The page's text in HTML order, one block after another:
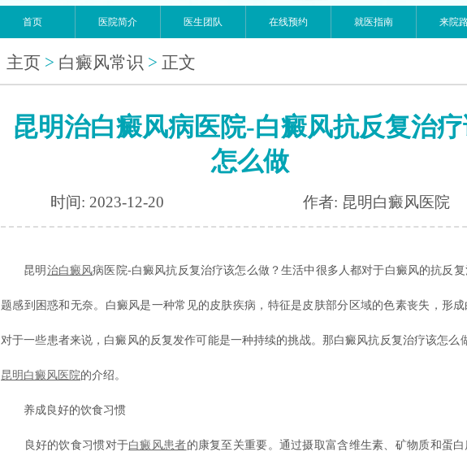
首页 医院简介 医生团队 在线预约 就医指南 来院
主页 > 白癜风常识 > 正文
昆明治白癜风病医院-白癜风抗反复治
怎么做
时间: 2023-12-20 作者: 昆明白癜风医院
昆明 治白癜风病医院-白癜风抗反复治疗该怎么做？生活中很多人都对于白癜风的抗反复
题感到困惑和无奈。白癜风是一种常见的皮肤疾病，特征是皮肤部分区域的色素丧失，形成
对于一些患者来说，白癜风的反复发作可能是一种持续的挑战。那白癜风抗反复治疗该怎么
昆明白癜风医院的介绍。
养成良好的饮食习惯
良好的饮食习惯对于白癜风患者的康复至关重要。通过摄取富含维生素、矿物质和蛋白